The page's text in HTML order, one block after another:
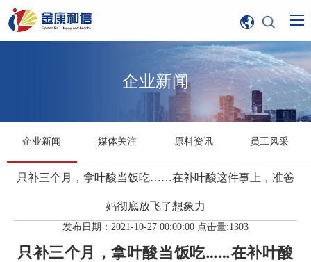
企业新闻
企业新闻 媒体关注 原料资讯 员工风采
只补三个月，拿叶酸当饭吃……在补叶酸这件事上，准爸
妈彻底放飞了想象力
发布日期：2021-10-27 00:00:00 点击量:1303
只补三个月，拿叶酸当饭吃……在补叶酸